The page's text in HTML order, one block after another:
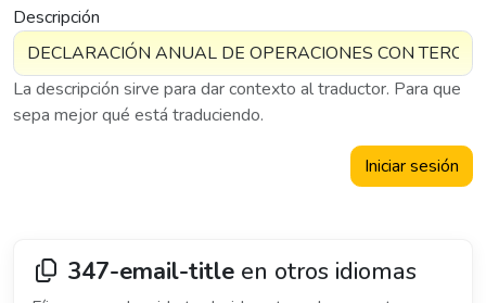
Descripción
La descripción sirve para dar contexto al traductor. Para que
sepa mejor qué está traduciendo.
Iniciar sesión
347-email-title en otros idiomas